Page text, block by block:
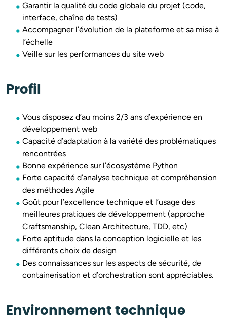
Garantir la qualité du code globale du projet (code,
interface, chaîne de tests)
Accompagner l’évolution de la plateforme et sa mise à
l’échelle
Veille sur les performances du site web
Profil
Vous disposez d’au moins 2/3 ans d’expérience en
développement web
Capacité d’adaptation à la variété des problématiques
rencontrées
Bonne expérience sur l’écosystème Python
Forte capacité d’analyse technique et compréhension
des méthodes Agile
Goût pour l’excellence technique et l’usage des
meilleures pratiques de développement (approche
Craftsmanship, Clean Architecture, TDD, etc)
Forte aptitude dans la conception logicielle et les
différents choix de design
Des connaissances sur les aspects de sécurité, de
containerisation et d’orchestration sont appréciables.
Environnement technique